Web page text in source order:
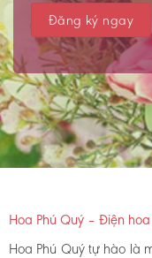
Hoa Phú Quý – Điện
Hoa Phú Quý tự hào là